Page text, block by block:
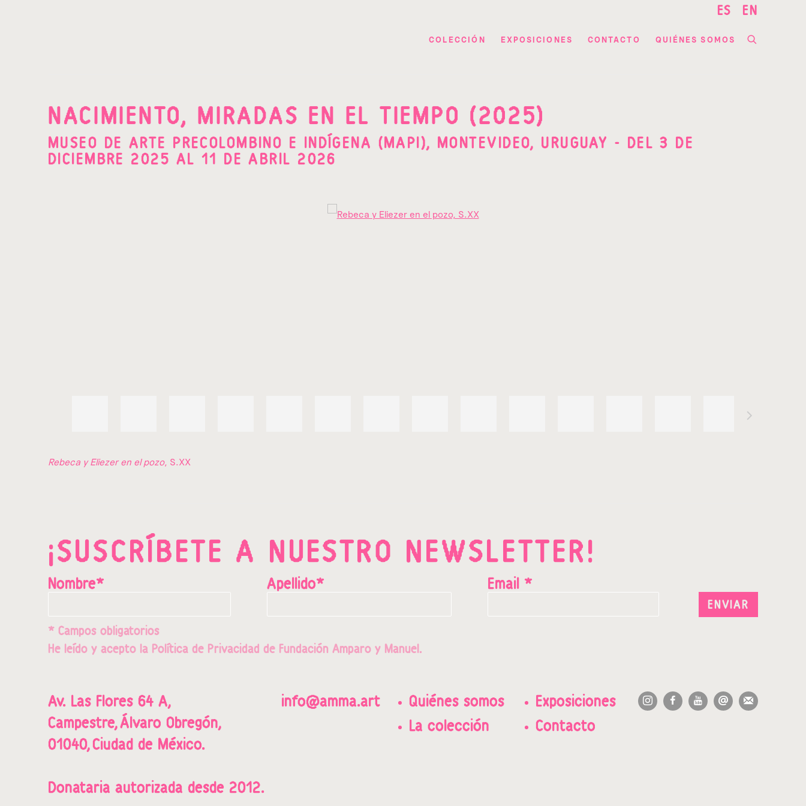
COLECCIÓN EXPOSICIONES CONTACTO QUIÉNES SOMOS
ES EN
NACIMIENTO, MIRADAS EN EL TIEMPO (2025)
MUSEO DE ARTE PRECOLOMBINO E INDÍGENA (MAPI), MONTEVIDEO, URUGUAY - DEL 3 DE
DICIEMBRE 2025 AL 11 DE ABRIL 2026
Rebeca y Eliezer en el pozo, S.XX
¡SUSCRÍBETE A NUESTRO NEWSLETTER!
Nombre* Apellido* Email *
ENVIAR
* Campos obligatorios
He leído y acepto la Política de Privacidad de Fundación Amparo y Manuel.
Av. Las Flores 64 A,
Campestre,Álvaro Obregón,
01040, Ciudad de México.
Donataria autorizada desde 2012.
info@amma.art
Quiénes somos
La colección
Exposiciones
Contacto